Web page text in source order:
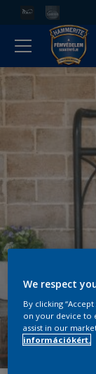
We respect
By clicking
on your device to
assist in our
információkért.